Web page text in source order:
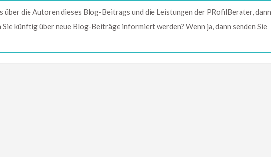
über die Autoren dieses Blog-Beitrags und die Leistungen der PRofilBerater, dann
Sie künftig über neue Blog-Beiträge informiert werden? Wenn ja, dann senden Sie